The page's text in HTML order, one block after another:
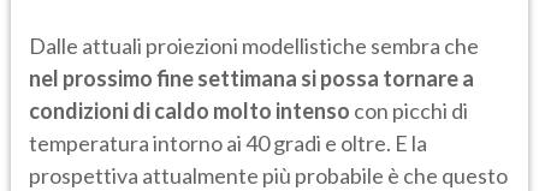
Dalle attuali proiezioni modellistiche sembra che
nel prossimo fine settimana si possa tornare a
condizioni di caldo molto intenso con picchi di
temperatura intorno ai 40 gradi e oltre. E la
prospettiva attualmente più probabile è che questo